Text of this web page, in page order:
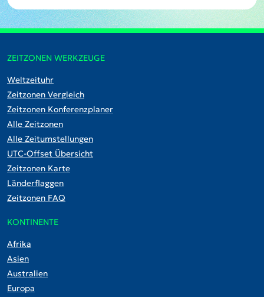
ZEITZONEN WERKZEUGE
Weltzeituhr
Zeitzonen Vergleich
Zeitzonen Konferenzplaner
Alle Zeitzonen
Alle Zeitumstellungen
UTC-Offset Übersicht
Zeitzonen Karte
Länderflaggen
Zeitzonen FAQ
KONTINENTE
Afrika
Asien
Australien
Europa